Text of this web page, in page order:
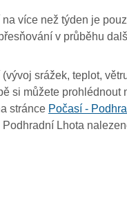
více než týden je
v průběhu
srážek, teplot,
si můžete prohlédnout
stránce Počasí -
Podhradní Lhota